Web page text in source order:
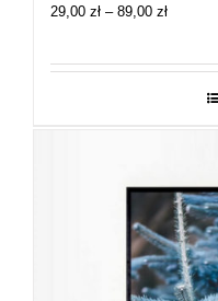
29,00 zł – 89,00 złZakres
29,00 zł